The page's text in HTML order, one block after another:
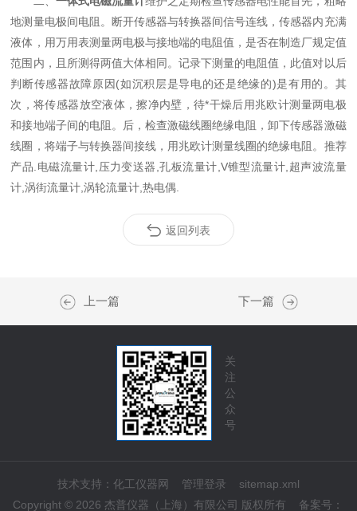
地测量电极间电阻。断开传感器与转换器间信号连线，传感器内充满
液体，用万用表测量两电极与接地端的电阻值，是否在制造厂规定值
范围内，且所测得两值大体相同。记录下测量的电阻值，此值对以后
判断传感器故障原因(如沉积层是导电的还是绝缘的)是有用的。其
次，将传感器放空液体，擦净内壁，待*干燥后用兆欧计测量两电极
和接地端子间的电阻。后，检查激磁线圈绝缘电阻，卸下传感器激磁
线圈，将端子与转换器间接线，用兆欧计测量线圈的绝缘电阻。推荐
产品.电磁流量计,压力变送器,孔板流量计,V锥型流量计,超声波流量
计,涡街流量计,涡轮流量计,热电偶.
返回列表
上一篇 下一篇
关
注
公
众
号
技术支持： 化工仪器网 管理登录
sitemap.xml
Copyright © 2026 杰普仪器（上海）有限公司 版权所有 备案号：